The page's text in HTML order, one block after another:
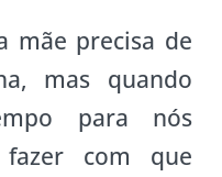
mãe precisa de
mas quando
para nós
com que